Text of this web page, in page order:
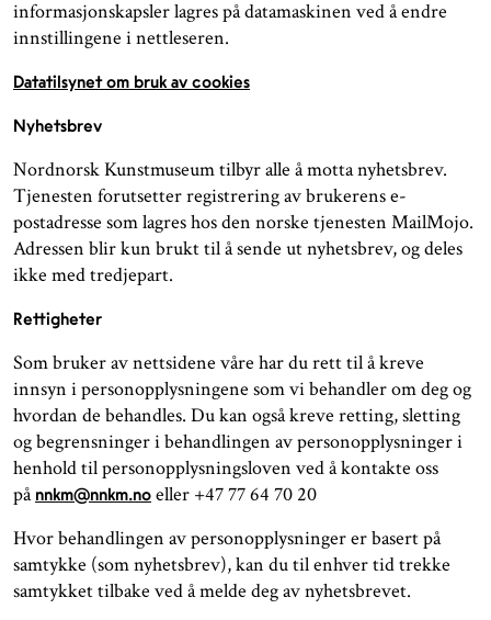
informasjonskapsler lagres på datamaskinen ved å endre
innstillingene i nettleseren.
Datatilsynet om bruk av cookies
Nyhetsbrev
Nordnorsk Kunstmuseum tilbyr alle å motta nyhetsbrev.
Tjenesten forutsetter registrering av brukerens e-
postadresse som lagres hos den norske tjenesten MailMojo.
Adressen blir kun brukt til å sende ut nyhetsbrev, og deles
ikke med tredjepart.
Rettigheter
Som bruker av nettsidene våre har du rett til å kreve
innsyn i personopplysningene som vi behandler om deg og
hvordan de behandles. Du kan også kreve retting, sletting
og begrensninger i behandlingen av personopplysninger i
henhold til personopplysningsloven ved å kontakte oss
på nnkm@nnkm.no eller +47 77 64 70 20
Hvor behandlingen av personopplysninger er basert på
samtykke (som nyhetsbrev), kan du til enhver tid trekke
samtykket tilbake ved å melde deg av nyhetsbrevet.